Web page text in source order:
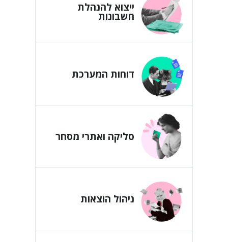
ייצוא להנהלת
חשבונות
דוחות המערכת
סליקה ואתרי מסחר
ניהול הוצאות